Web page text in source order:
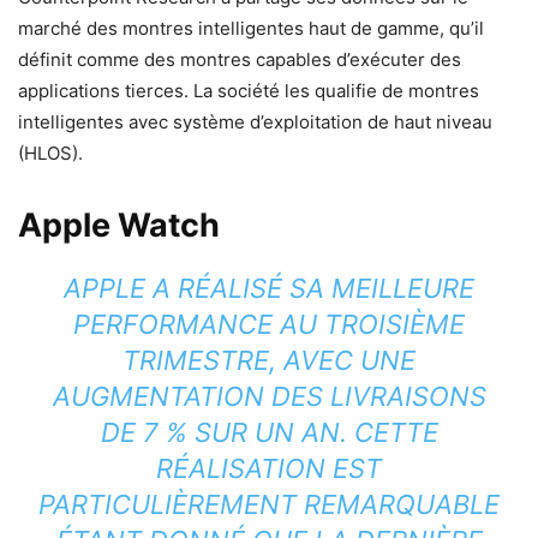
marché des montres intelligentes haut de gamme, qu’il
définit comme des montres capables d’exécuter des
applications tierces. La société les qualifie de montres
intelligentes avec système d’exploitation de haut niveau
(HLOS).
Apple Watch
APPLE A RÉALISÉ SA MEILLEURE
PERFORMANCE AU TROISIÈME
TRIMESTRE, AVEC UNE
AUGMENTATION DES LIVRAISONS
DE 7 % SUR UN AN. CETTE
RÉALISATION EST
PARTICULIÈREMENT REMARQUABLE